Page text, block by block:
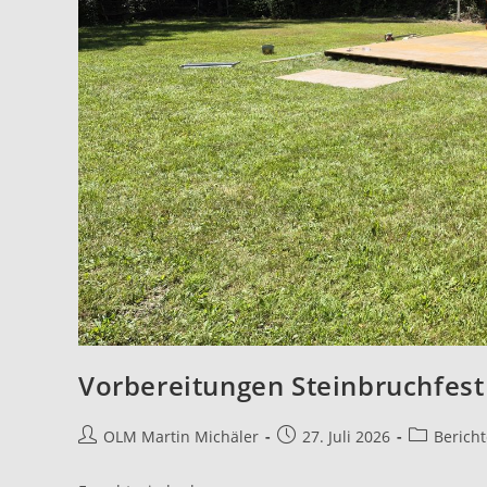
Vorbereitungen Steinbruchfest
OLM Martin Michäler 27. Juli 2026